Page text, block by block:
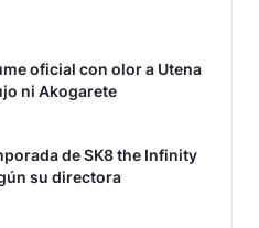
oficial con olor a Utena
ni Akogarete
de SK8 the Infinity
su directora